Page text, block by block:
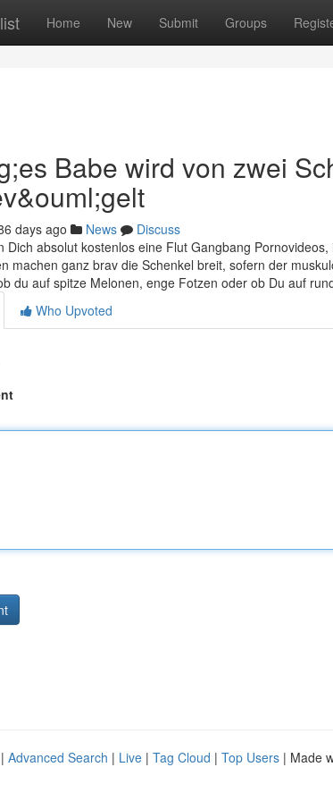
Home New Submit Groups
Babe wird von zwei
days ago News
Discuss
Dich absolut kostenlos eine Flut Gangbang
machen ganz brav die Schenkel breit, sofern der
du auf spitze Melonen, enge Fotzen oder ob Du auf
Who Upvoted
Advanced Search | Live | Tag Cloud | Top Users | Made